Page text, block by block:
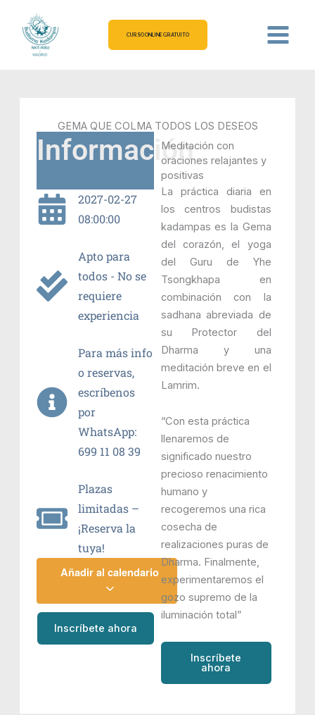
contenido
CURSO ONLINE GRATUITO
GEMA QUE COLMA TODOS LOS DESEOS
Información
2027-02-27
08:00:00
Apto para
todos - No se
requiere
experiencia
Para más info
o reservas,
escríbenos
por
WhatsApp:
699 11 08 39
Plazas
limitadas –
¡Reserva la
tuya!
Inscríbete ahora
Meditación con
oraciones relajantes y
positivas
La práctica diaria en
los centros budistas
kadampas es la Gema
del corazón, el yoga
del Guru de Yhe
Tsongkhapa en
combinación con la
sadhana abreviada de
su Protector del
Dharma y una
meditación breve en el
Lamrim.
“Con esta práctica
llenaremos de
significado nuestro
precioso renacimiento
humano y
recogeremos una rica
cosecha de
realizaciones puras de
Dharma. Finalmente,
experimentaremos el
gozo supremo de la
iluminación total”
Inscríbete
ahora